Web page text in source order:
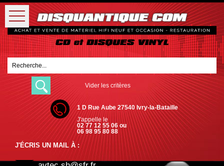
Vider les critères
1 D Rue Aube 27540 Ivry-la-Bataille
J'appelle le
02 77 12 55 06 ou
06 98 95 80 88
J'ÉCRIS UN MAIL À :